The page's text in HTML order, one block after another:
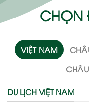
CHỌN
VIỆT NAM
DU LỊCH VIỆT NAM